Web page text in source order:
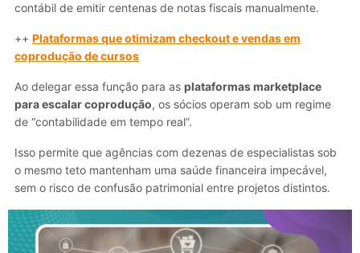
contábil de emitir centenas de notas fiscais manualmente.
++ Plataformas que otimizam checkout e vendas em
coprodução de cursos
Ao delegar essa função para as plataformas marketplace
para escalar coprodução, os sócios operam sob um regime
de “contabilidade em tempo real”.
Isso permite que agências com dezenas de especialistas sob
o mesmo teto mantenham uma saúde financeira impecável,
sem o risco de confusão patrimonial entre projetos distintos.